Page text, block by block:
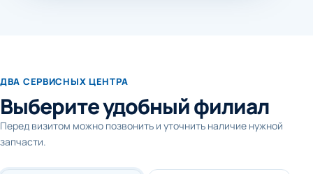
ДВА СЕРВИСНЫХ ЦЕНТРА
Выберите удобный филиал
Перед визитом можно позвонить и уточнить наличие нужной
запчасти.